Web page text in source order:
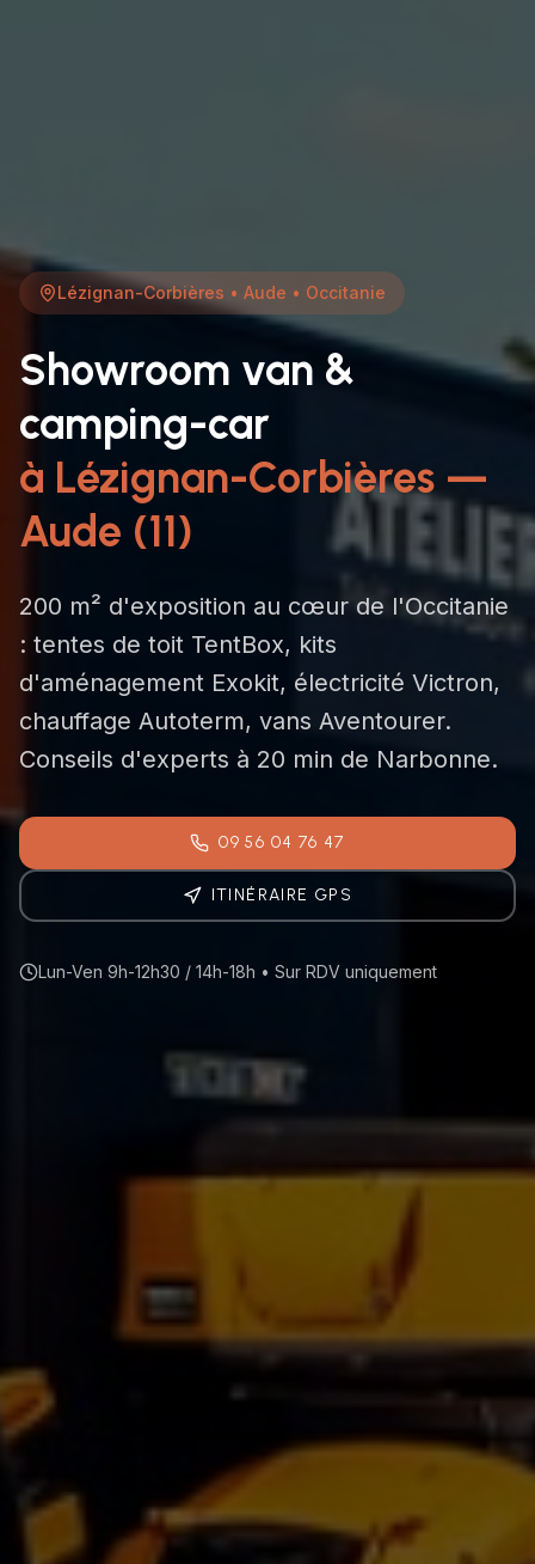
Lézignan-Corbières • Aude • Occitanie
Showroom van &
camping-car
à Lézignan-Corbières —
Aude (11)
200 m² d'exposition au cœur de l'Occitanie
: tentes de toit TentBox, kits
d'aménagement Exokit, électricité Victron,
chauffage Autoterm, vans Aventourer.
Conseils d'experts à 20 min de Narbonne.
09 56 04 76 47
ITINÉRAIRE GPS
Lun-Ven 9h-12h30 / 14h-18h • Sur RDV uniquement